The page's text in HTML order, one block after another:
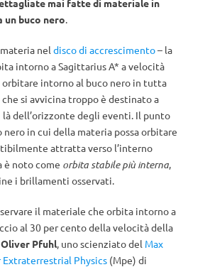
mai fatte di materiale in
buco nero.
nel disco di accrescimento– la
intorno a Sagittarius A* a velocità
intorno al buco nero in tutta
si avvicina troppo è destinato a
dell’orizzonte degli eventi. Il punto
nero in cui della materia possa orbitare
attratta verso l’interno
è noto come orbita stabile più interna,
i brillamenti osservati.
il materiale che orbita intorno a
al 30 per cento della velocità della
Oliver Pfuhl, uno scienziato del Max
Physics (Mpe) di